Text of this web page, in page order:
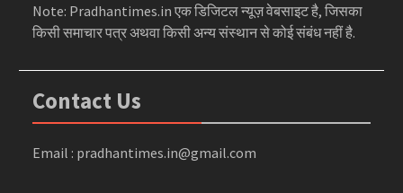
Note: Pradhantimes.in एक डिजिटल न्यूज़ वेबसाइट है, जिसका
किसी समाचार पत्र अथवा किसी अन्य संस्थान से कोई संबंध नहीं है.
Contact Us
Email : pradhantimes.in@gmail.com